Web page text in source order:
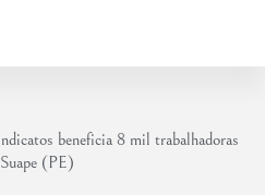
beneficia 8 mil trabalhadoras
(PE)